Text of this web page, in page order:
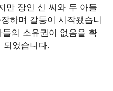
만 장인 신 씨와 두 아들
하며 갈등이 시작됐습니
의 소유권이 없음을 확
되었습니다.